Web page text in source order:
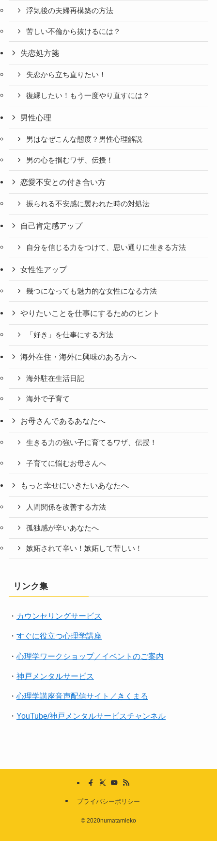
浮気後の夫婦再構築の方法
苦しい不倫から抜けるには？
失恋処方箋
失恋から立ち直りたい！
復縁したい！もう一度やり直すには？
男性心理
男はなぜこんな態度？男性心理解説
男の心を掴むワザ、伝授！
恋愛不安との付き合い方
振られる不安感に襲われた時の対処法
自己肯定感アップ
自分を信じる力をつけて、思い通りに生きる方法
女性性アップ
幾つになっても魅力的な女性になる方法
やりたいことを仕事にするためのヒント
「好き」を仕事にする方法
海外在住・海外に興味のある方へ
海外駐在生活日記
海外で子育て
お母さんであるあなたへ
生きる力の強い子に育てるワザ、伝授！
子育てに悩むお母さんへ
もっと幸せにいきたいあなたへ
人間関係を改善する方法
孤独感が辛いあなたへ
嫉妬されて辛い！嫉妬して苦しい！
リンク集
・ カウンセリングサービス
・ すぐに役立つ心理学講座
・ 心理学ワークショップ／イベントのご案内
・ 神戸メンタルサービス
・ 心理学講座音声配信サイト／きくまる
・ YouTube/神戸メンタルサービスチャンネル
プライバシーポリシー
© 2020numatamieko